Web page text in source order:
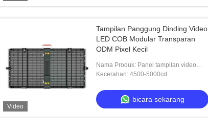
Video
Tampilan Panggung Dinding Video
LED COB Modular Transparan
ODM Pixel Kecil
Nama Produk: Panel tampilan video
LED
Kecerahan: 4500-5000cd
bicara sekarang